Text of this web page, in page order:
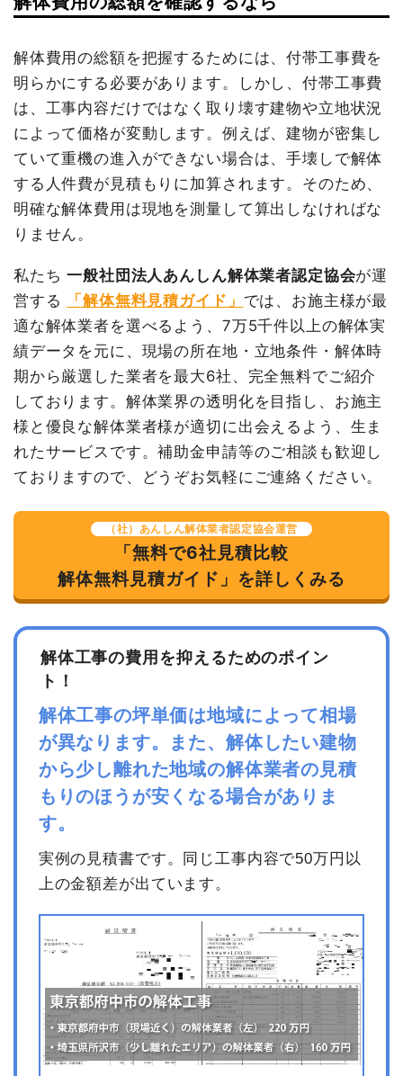
建物の種類/構造 鉄骨造住宅2階建て
坪数 302坪
建物解体費用 1,152万7,000円
総額 1,771万円
品名 数量 単価
金額
鉄骨造住宅302坪2階建
て
302坪
38,169
11,527,000
養生費
292m² 500円
146,000円
外階段撤去
1式
120,000円
駐車場撤去
1200m² 3,000円
3,600,000
円
ブロック塀撤去
1式
40,000円
看板撤去
1式
184,000円
室外設備・機器撤去
1式
20,000円
アスベスト撤去
35m³
13,000
円
455,000円
円
値引き
90,000円
円
消費税
1,610,000円
合計金額
円
建物の種類/構造 内装解体店舗1階建て
建物解体費用 148万1,000円
総額 182万円
品名 数量 単価
金額
内装解体店舗50坪1階建
て
50
29,620
1,481,000円
諸経費
185,000円
値引き
12,600円
小計
1,653,400円
消費税
166,600円
合計金額
1,820,000円
坪数 7坪
建物解体費用 13万円
内装解体病院7坪1階建て
7坪 18,571円
130,000円
養生費
0
0円
家具・家電処分
2台 3,000円
6,000円
室内残置物撤去
1式
25,000円
諸経費
値引き
9,300円
小計
合計金額
220,000円
解体費用の総額を把握するためには、付帯工事費を
明らかにする必要があります。しかし、付帯工事費
は、工事内容だけではなく取り壊す建物や立地状況
によって価格が変動します。例えば、建物が密集し
ていて重機の進入ができない場合は、手壊しで解体
する人件費が見積もりに加算されます。そのため、
明確な解体費用は現地を測量して算出しなければな
りません。
私たち一般社団法人あんしん解体業者認定協会が運
営する
「解体無料見積ガイド」 では、お施主様が最
適な解体業者を選べるよう、7万5千件以上の解体実
績データを元に、現場の所在地・立地条件・解体時
期から厳選した業者を最大6社、完全無料でご紹介
しております。解体業界の透明化を目指し、お施主
様と優良な解体業者様が適切に出会えるよう、生ま
れたサービスです。補助金申請等のご相談も歓迎し
ておりますので、どうぞお気軽にご連絡ください。
（社）あんしん解体業者認定協会運営
「無料で6社見積比較
解体無料見積ガイド」を詳しくみる
解体工事の費用を抑えるためのポイン
ト！
解体工事の坪単価は地域によって相場
が異なります。また、解体したい建物
から少し離れた地域の解体業者の見積
もりのほうが安くなる場合がありま
す。
実例の見積書です。同じ工事内容で50万円以
上の金額差が出ています。